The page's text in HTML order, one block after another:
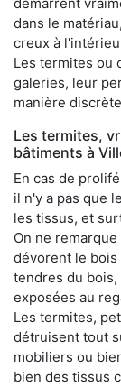
démarrent
dans le
creux à
Les termites ou
galeries, leur
manière
Les termites,
bâtiments à
En cas de
il n'y a pas que
les tissus, et
On ne
dévorent le
tendres du
exposées au
Les termites,
détruisent tout
mobiliers ou
bien des tissus